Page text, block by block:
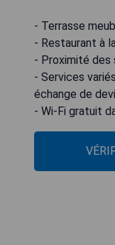
- Terrasse
- Restaurant à
- Proximité des
- Services
échange de
- Wi-Fi gratuit